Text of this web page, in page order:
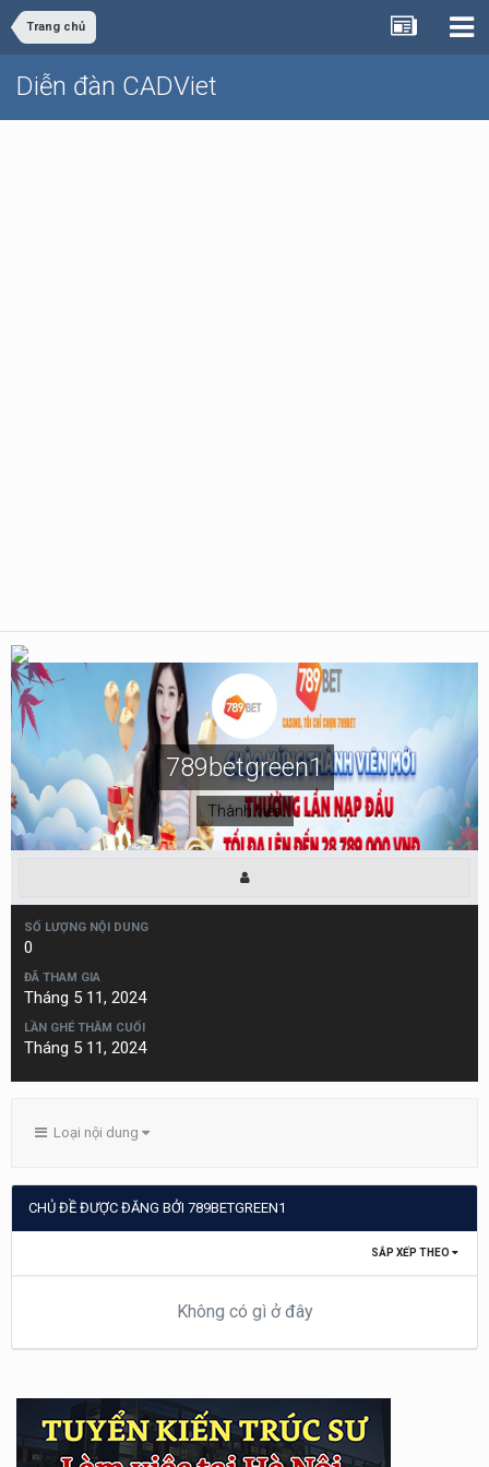
Trang chủ
Diễn đàn CADViet
789betgreen1
Thành viên
SỐ LƯỢNG NỘI DUNG
0
ĐÃ THAM GIA
Tháng 5 11, 2024
LẦN GHÉ THĂM CUỐI
Tháng 5 11, 2024
Loại nội dung
CHỦ ĐỀ ĐƯỢC ĐĂNG BỞI 789BETGREEN1
SẮP XẾP THEO
Không có gì ở đây